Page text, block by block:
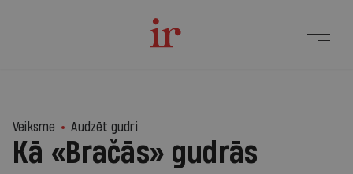
Veiksme Audzēt gudri
Kā «Bračās» gudrās